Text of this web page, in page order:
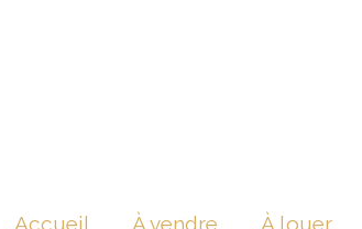
Accueil À vendre À louer